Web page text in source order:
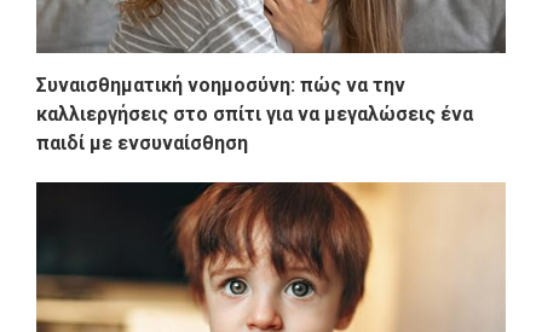
Συναισθηματική νοημοσύνη: πώς να την
καλλιεργήσεις στο σπίτι για να μεγαλώσεις ένα
παιδί με ενσυναίσθηση